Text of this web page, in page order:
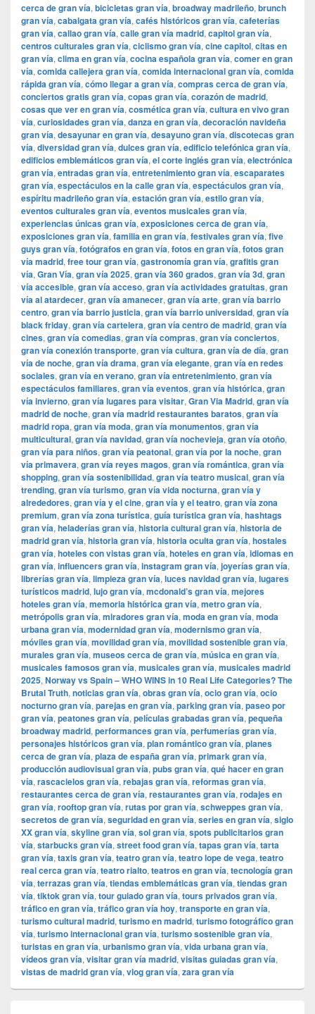
cerca de gran vía, bicicletas gran vía, broadway madrileño, brunch
gran vía, cabalgata gran vía, cafés históricos gran vía, cafeterías
gran vía, callao gran vía, calle gran vía madrid, capitol gran vía,
centros culturales gran vía, ciclismo gran vía, cine capitol, citas en
gran vía, clima en gran vía, cocina española gran vía, comer en gran
vía, comida callejera gran vía, comida internacional gran vía, comida
rápida gran vía, cómo llegar a gran vía, compras cerca de gran vía,
conciertos gratis gran vía, copas gran vía, corazón de madrid,
cosas que ver en gran vía, cosmética gran vía, cultura en vivo gran
vía, curiosidades gran vía, danza en gran vía, decoración navideña
gran vía, desayunar en gran vía, desayuno gran vía, discotecas gran
vía, diversidad gran vía, dulces gran vía, edificio telefónica gran vía,
edificios emblemáticos gran vía, el corte inglés gran vía, electrónica
gran vía, entradas gran vía, entretenimiento gran vía, escaparates
gran vía, espectáculos en la calle gran vía, espectáculos gran vía,
espíritu madrileño gran vía, estación gran vía, estilo gran vía,
eventos culturales gran vía, eventos musicales gran vía,
experiencias únicas gran vía, exposiciones cerca de gran vía,
exposiciones gran vía, familia en gran vía, festivales gran vía, five
guys gran vía, fotógrafos en gran vía, fotos en gran vía, fotos gran
vía madrid, free tour gran vía, gastronomía gran vía, grafitis gran
vía, Gran Vía, gran vía 2025, gran vía 360 grados, gran vía 3d, gran
vía accesible, gran vía acceso, gran vía actividades gratuitas, gran
vía al atardecer, gran vía amanecer, gran vía arte, gran vía barrio
centro, gran vía barrio justicia, gran vía barrio universidad, gran vía
black friday, gran vía cartelera, gran vía centro de madrid, gran vía
cines, gran vía comedias, gran vía compras, gran vía conciertos,
gran vía conexión transporte, gran vía cultura, gran vía de día, gran
vía de noche, gran vía drama, gran vía elegante, gran vía en redes
sociales, gran vía en verano, gran vía entretenimiento, gran vía
espectáculos familiares, gran vía eventos, gran vía histórica, gran
vía invierno, gran vía lugares para visitar, ​​Gran Via Madrid, gran vía
madrid de noche, gran vía madrid restaurantes baratos, gran vía
madrid ropa, gran vía moda, gran vía monumentos, gran vía
multicultural, gran vía navidad, gran vía nochevieja, gran vía otoño,
gran vía para niños, gran vía peatonal, gran vía por la noche, gran
vía primavera, gran vía reyes magos, gran vía romántica, gran vía
shopping, gran vía sostenibilidad, gran vía teatro musical, gran vía
trending, gran vía turismo, gran vía vida nocturna, gran vía y
alrededores, gran vía y el cine, gran vía y el teatro, gran vía zona
premium, gran vía zona turística, guía turística gran vía, hashtags
gran vía, heladerías gran vía, historia cultural gran vía, historia de
madrid gran vía, historia gran vía, historia oculta gran vía, hostales
gran vía, hoteles con vistas gran vía, hoteles en gran vía, idiomas en
gran vía, influencers gran vía, instagram gran vía, joyerías gran vía,
librerías gran vía, limpieza gran vía, luces navidad gran vía, lugares
turísticos madrid, lujo gran vía, mcdonald’s gran vía, mejores
hoteles gran vía, memoria histórica gran vía, metro gran vía,
metrópolis gran vía, miradores gran vía, moda en gran vía, moda
urbana gran vía, modernidad gran vía, modernismo gran vía,
móviles gran vía, movilidad gran vía, movilidad sostenible gran vía,
murales gran vía, museos cerca de gran vía, música en gran vía,
musicales famosos gran vía, musicales gran vía, musicales madrid
2025, Norway vs Spain – WHO WINS in 10 Real Life Categories? The
Brutal Truth, noticias gran vía, obras gran vía, ocio gran vía, ocio
nocturno gran vía, parejas en gran vía, parking gran vía, paseo por
gran vía, peatones gran vía, películas grabadas gran vía, pequeña
broadway madrid, performances gran vía, perfumerías gran vía,
personajes históricos gran vía, plan romántico gran vía, planes
cerca de gran vía, plaza de españa gran vía, primark gran vía,
producción audiovisual gran vía, pubs gran vía, qué hacer en gran
vía, rascacielos gran vía, rebajas gran vía, reformas gran vía,
restaurantes cerca de gran vía, restaurantes gran vía, rodajes en
gran vía, rooftop gran vía, rutas por gran vía, schweppes gran vía,
secretos de gran vía, seguridad en gran vía, series en gran vía, siglo
XX gran vía, skyline gran vía, sol gran vía, spots publicitarios gran
vía, starbucks gran vía, street food gran vía, tapas gran vía, tarta
gran vía, taxis gran vía, teatro gran vía, teatro lope de vega, teatro
real cerca gran vía, teatro rialto, teatros en gran vía, tecnología gran
vía, terrazas gran vía, tiendas emblemáticas gran vía, tiendas gran
vía, tiktok gran vía, tour guiado gran vía, tours privados gran vía,
tráfico en gran vía, tráfico gran vía hoy, transporte en gran vía,
turismo cultural madrid, turismo en madrid, turismo fotográfico gran
vía, turismo internacional gran vía, turismo sostenible gran vía,
turistas en gran vía, urbanismo gran vía, vida urbana gran vía,
vídeos gran vía, visitar gran vía madrid, visitas guiadas gran vía,
vistas de madrid gran vía, vlog gran vía, zara gran vía